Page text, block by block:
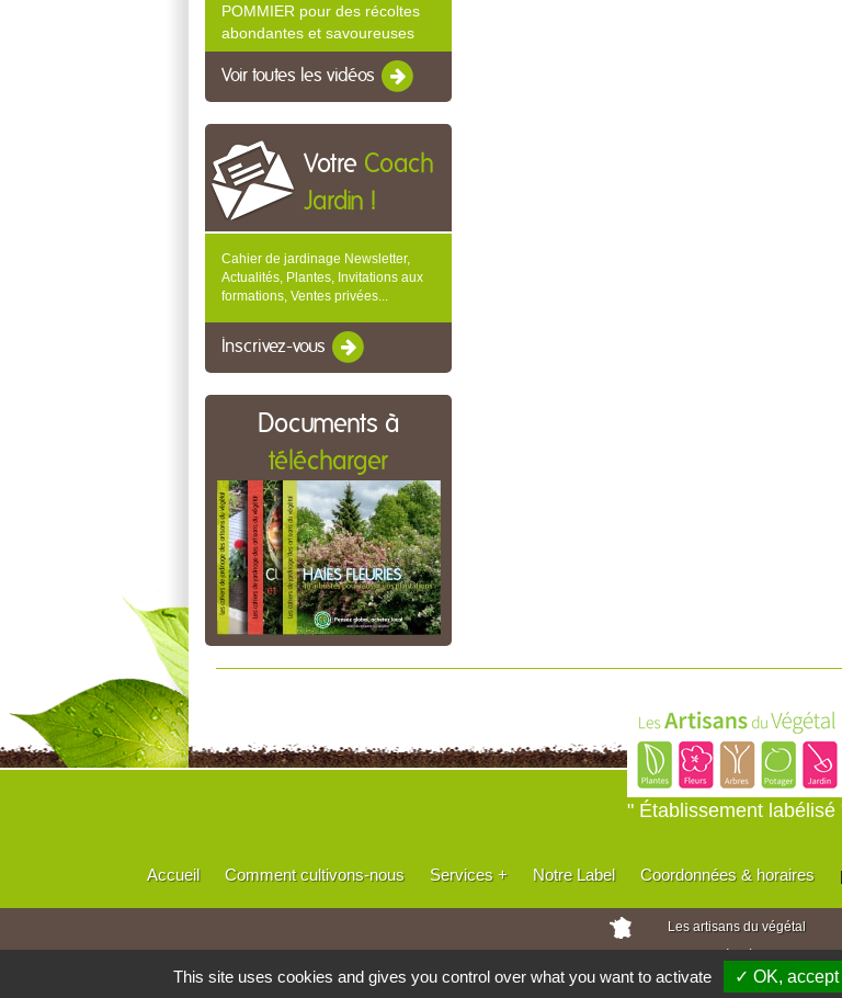
POMMIER pour des récoltes
abondantes et savoureuses
Voir toutes les vidéos
Votre Coach
Jardin !
Cahier de jardinage Newsletter,
Actualités, Plantes, Invitations aux
formations, Ventes privées...
Inscrivez-vous
Documents à
télécharger
" Établissement labélisé
Accueil Comment cultivons-nous Services + Notre Label Coordonnées & horaires |
Les artisans du végétal
Horticulteurs et pépinièristes de France
WEBEnseignes
This site uses cookies and gives you control over what you want to activate ✓ OK, accept